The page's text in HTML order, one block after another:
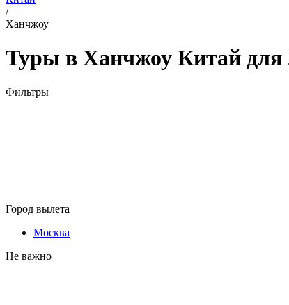
/
Ханчжоу
Туры в Ханчжоу Китай для
Фильтры
Город вылета
Москва
Не важно